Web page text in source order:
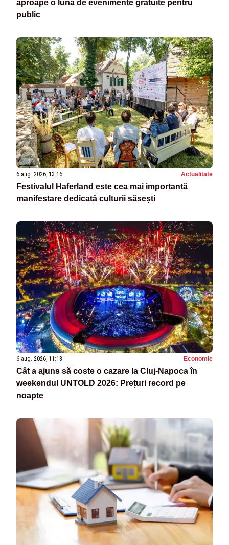
aproape o lună de evenimente gratuite pentru
public
6 aug. 2026, 13:16 Actualitate
Festivalul Haferland este cea mai importantă
manifestare dedicată culturii săsești
6 aug. 2026, 11:18 Economie
Cât a ajuns să coste o cazare la Cluj-Napoca în
weekendul UNTOLD 2026: Prețuri record pe
noapte